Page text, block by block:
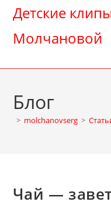
Перейти
содержимому
Детские
Молчановой
Блог
> molchanovserg >
Чай —